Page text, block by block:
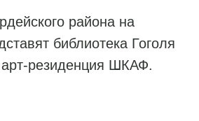
района на
библиотека Гоголя
арт-резиденция ШКАФ.